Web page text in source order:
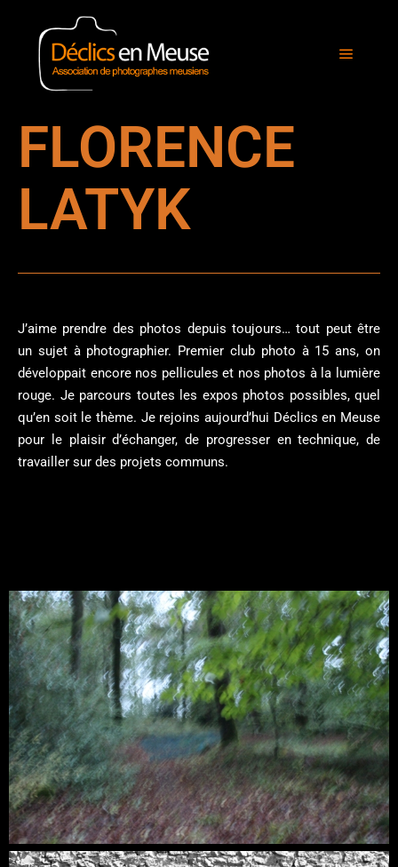
FLORENCE
LATYK
J’aime prendre des photos depuis toujours… tout peut être
un sujet à photographier. Premier club photo à 15 ans, on
développait encore nos pellicules et nos photos à la lumière
rouge. Je parcours toutes les expos photos possibles, quel
qu’en soit le thème. Je rejoins aujourd’hui Déclics en Meuse
pour le plaisir d’échanger, de progresser en technique, de
travailler sur des projets communs.